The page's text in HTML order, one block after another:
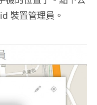
裝置管理員。